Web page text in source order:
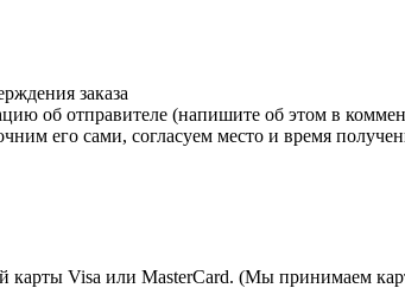
заказа
об отправителе (напишите об этом в
его сами, согласуем место и время
карты Visa или MasterCard. (Мы принимаем